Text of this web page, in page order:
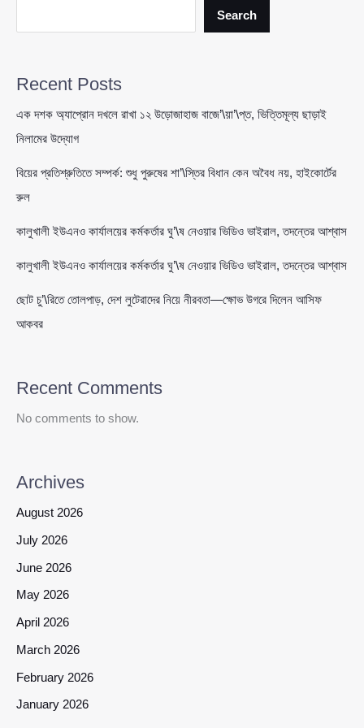
ফ্লাইওভার
দুর্ভোগের
আশঙ্কা
Search
Recent Posts
এক দশক অ্যাপ্রোন দখলে রাখা ১২ উড়োজাহাজ বাজে’\য়া’\প্ত, ভিত্তিমূল্য ছাড়াই
নিলামের উদ্যোগ
বিয়ের প্রতিশ্রুতিতে সম্পর্ক: শুধু পুরুষের শা’\স্তির বিধান কেন অবৈধ নয়, হাইকোর্টের
রুল
কালুখালী ইউএনও কার্যালয়ের কর্মকর্তার ঘু’\ষ নেওয়ার ভিডিও ভাইরাল, তদন্তের আশ্বাস
কালুখালী ইউএনও কার্যালয়ের কর্মকর্তার ঘু’\ষ নেওয়ার ভিডিও ভাইরাল, তদন্তের আশ্বাস
ছোট চু’\রিতে তোলপাড়, দেশ লুটেরাদের নিয়ে নীরবতা—ক্ষোভ উগরে দিলেন আসিফ
আকবর
Recent Comments
No comments to show.
Archives
August 2026
July 2026
June 2026
May 2026
April 2026
March 2026
February 2026
January 2026